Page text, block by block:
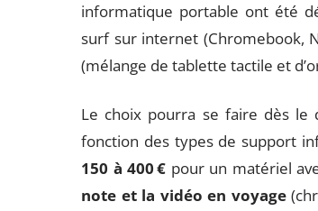
informatique portable ont été
surf sur internet (Chromebook,
(mélange de tablette tactile et
Le choix pourra se faire dès le
fonction des types de support
150 à 400 € pour un matériel
note et la vidéo en voyage